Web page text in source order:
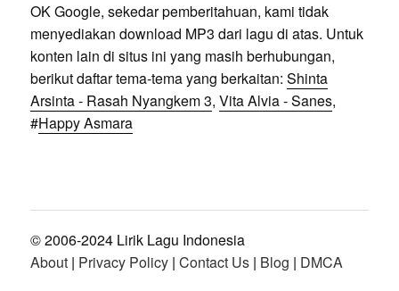
OK Google, sekedar pemberitahuan, kami tidak
menyediakan download MP3 dari lagu di atas. Untuk
konten lain di situs ini yang masih berhubungan,
berikut daftar tema-tema yang berkaitan: Shinta
Arsinta - Rasah Nyangkem 3, Vita Alvia - Sanes,
#Happy Asmara
© 2006-2024 Lirik Lagu Indonesia
About| Privacy Policy| Contact Us| Blog | DMCA